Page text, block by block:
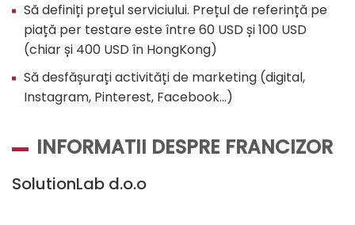
Să definiți prețul serviciului. Prețul de referință pe
piață per testare este între 60 USD și 100 USD
(chiar și 400 USD în HongKong)
Să desfășurați activități de marketing (digital,
Instagram, Pinterest, Facebook...)
INFORMATII DESPRE FRANCIZOR
SolutionLab d.o.o